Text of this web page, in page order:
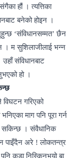
हौं । त्यत्तिका
बनेको होइन ।
‘संविधानसम्मत’ छैन
। म सुशिलाजीलाई भन्न
संविधानबाट
हो ।
गरिएको
माग पनि पूरा गर्न
सकिन्छ । संवैधानिक
पाइँदैन अरे ! लोकतन्त्र
कडा निस्किनुभयो बा